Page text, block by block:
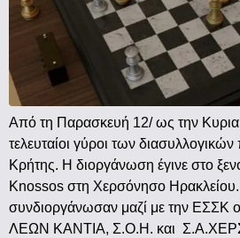
Από τη Παρασκευή 12/ ως την
τελευταίοι γύροι των
Κρήτης. Η διοργάνωση έγινε στο
Knossos στη Χερσόνησο
συνδιοργάνωσαν μαζί με την ΕΣΣΚ
ΛΕΩΝ ΚΑΝΤΙΑ, Σ.Ο.Η. και